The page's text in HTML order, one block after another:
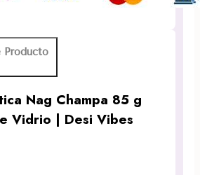
Producto
Nag Champa 85 g
Vidrio | Desi Vibes